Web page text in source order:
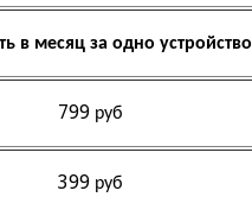
в месяц за одно устройство
799 руб
399 руб